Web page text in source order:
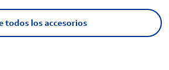
todos los accesorios